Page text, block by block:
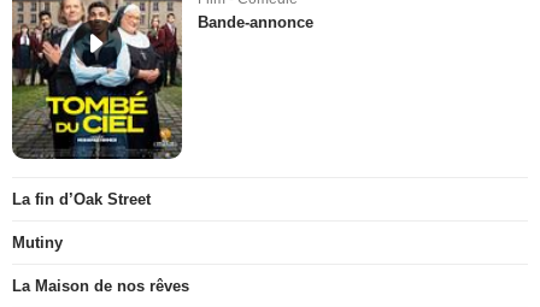
Bande-annonce
La fin d’Oak Street
Mutiny
La Maison de nos rêves